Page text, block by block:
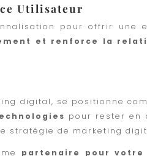
Utilisateur
pour offrir une
et renforce la
digital, se positionne
pour rester en
stratégie de marketing
partenaire pour